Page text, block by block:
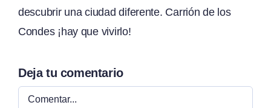
descubrir una ciudad diferente. Carrión de los
Condes ¡hay que vivirlo!
Deja tu comentario
Comentar